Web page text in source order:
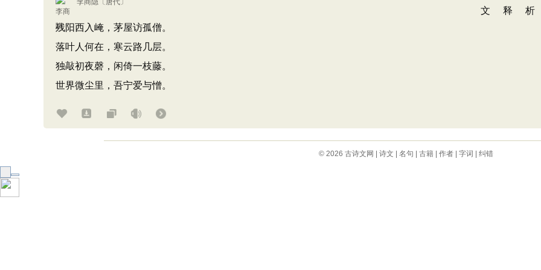
李商隐 〔唐代〕
残阳西入崦，茅屋访孤僧。
落叶人何在，寒云路几层。
独敲初夜磬，闲倚一枝藤。
世界微尘里，吾宁爱与憎。
© 2026 古诗文网 诗文 名句 古籍| 作者| 字词 纠错